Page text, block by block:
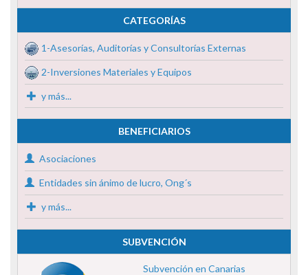
CATEGORÍAS
1-Asesorías, Auditorías y Consultorías Externas
2-Inversiones Materiales y Equipos
y más...
BENEFICIARIOS
Asociaciones
Entidades sin ánimo de lucro, Ong´s
y más...
SUBVENCIÓN
Subvención en Canarias